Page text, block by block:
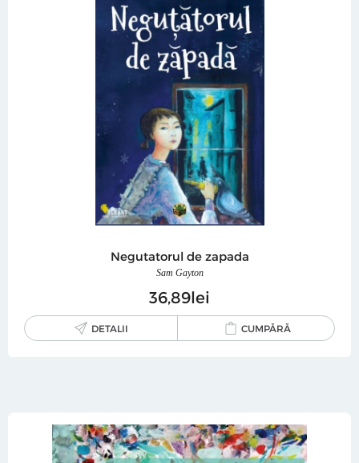
Negutatorul de zapada
Sam Gayton
36 89lei
DETALII CUMPĂRĂ